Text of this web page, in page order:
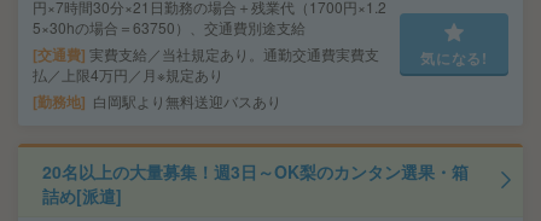
円×7時間30分×21日勤務の場合＋残業代（1700円×1.2
5×30hの場合＝63750）、交通費別途支給
交通費 実費支給／当社規定あり。通勤交通費実費支
払／上限4万円／月※規定あり
勤務地 白岡駅より無料送迎バスあり
気になる!
20名以上の大量募集！週3日～OK梨のカンタン選果・箱
詰め[派遣]